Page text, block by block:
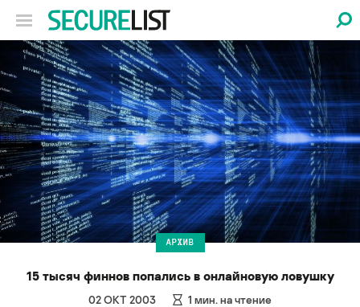
АРХИВ
15 тысяч финнов попались в онлайновую ловушку
02 ОКТ 2003 1 мин. на чтение